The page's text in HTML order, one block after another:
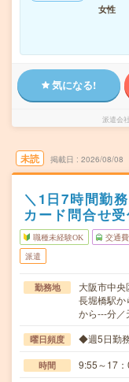
女性
気になる!
派遣会社
未読 掲載日 2026/08/08
＼1日7時間勤
カード問合せ
職種未経験OK 交通
派遣
勤務地
大阪市中央
長堀橋駅か
から---分／
曜日頻度 ◆週5日勤
時間 9:55～17